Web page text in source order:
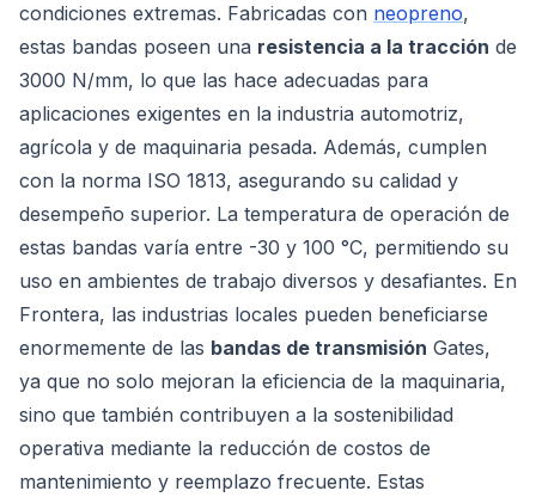
condiciones extremas. Fabricadas con neopreno,
estas bandas poseen una resistencia a la tracción de
3000 N/mm, lo que las hace adecuadas para
aplicaciones exigentes en la industria automotriz,
agrícola y de maquinaria pesada. Además, cumplen
con la norma ISO 1813, asegurando su calidad y
desempeño superior. La temperatura de operación de
estas bandas varía entre -30 y 100 °C, permitiendo su
uso en ambientes de trabajo diversos y desafiantes. En
Frontera, las industrias locales pueden beneficiarse
enormemente de las bandas de transmisión Gates,
ya que no solo mejoran la eficiencia de la maquinaria,
sino que también contribuyen a la sostenibilidad
operativa mediante la reducción de costos de
mantenimiento y reemplazo frecuente. Estas